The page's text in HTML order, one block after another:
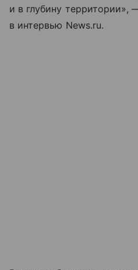
и в глубину территории»,
в интервью News.ru.